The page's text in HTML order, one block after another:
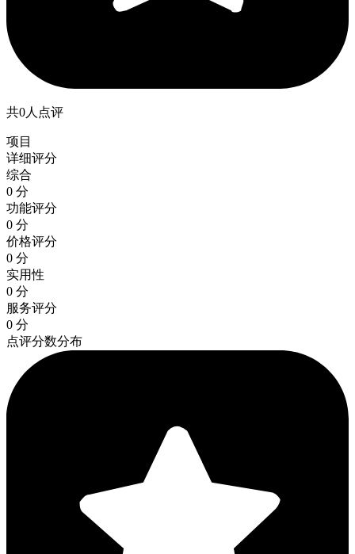
共0人点评
项目
详细评分
综合
0 分
功能评分
0 分
价格评分
0 分
实用性
0 分
服务评分
0 分
点评分数分布